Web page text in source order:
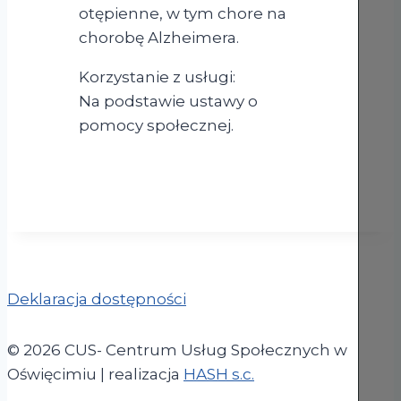
otępienne, w tym chore na
chorobę Alzheimera.
Korzystanie z usługi:
Na podstawie ustawy o
pomocy społecznej.
Deklaracja dostępności
© 2026 CUS- Centrum Usług Społecznych w
Oświęcimiu | realizacja HASH s.c.